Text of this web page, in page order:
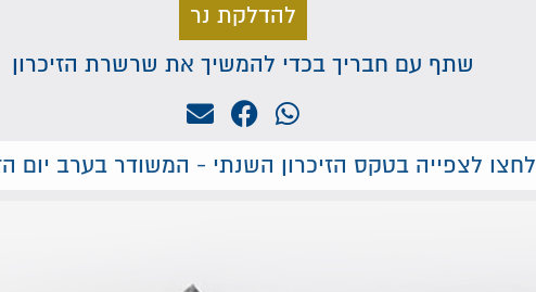
להדלקת נר
שתף עם חבריך בכדי להמשיך את שרשרת הזיכרון
לחצו לצפייה בטקס הזיכרון השנתי - המשודר בערב יום